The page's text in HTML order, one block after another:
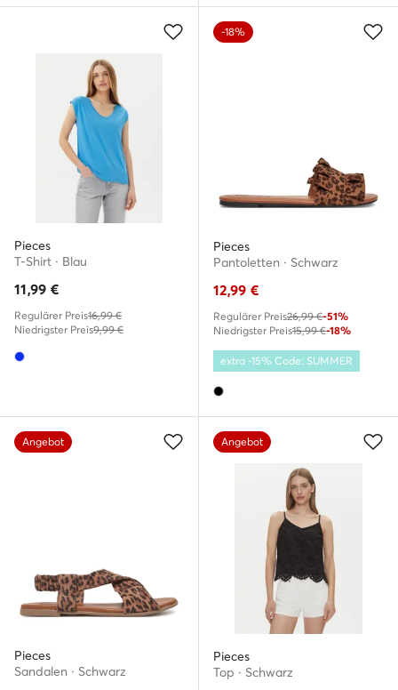
Pieces
T-Shirt · Blau
11,99 €
Regulärer Preis16,99 €
Niedrigster Preis9,99 €
-18%
Pieces
Pantoletten · Schwarz
12,99 €
Regulärer Preis26,99 €-51%
Niedrigster Preis15,99 €-18%
extra -15% Code: SUMMER
Angebot
Pieces
Sandalen · Schwarz
Angebot
Pieces
Top · Schwarz